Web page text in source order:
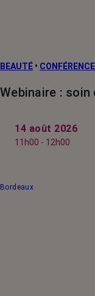
BEAUTÉ • CONFÉRENCE
Webinaire :
14 août 2026
11h00 - 12h00
Bordeaux